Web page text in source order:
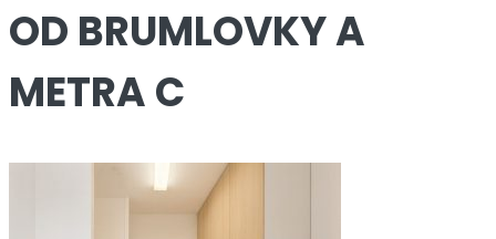
OD BRUMLOVKY A
METRA C